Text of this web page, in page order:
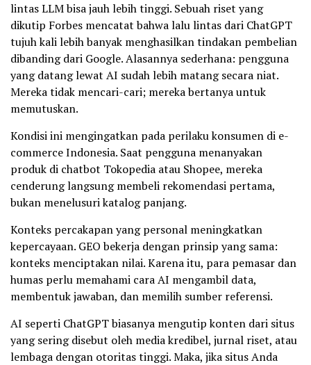
lintas LLM bisa jauh lebih tinggi. Sebuah riset yang
dikutip Forbes mencatat bahwa lalu lintas dari ChatGPT
tujuh kali lebih banyak menghasilkan tindakan pembelian
dibanding dari Google. Alasannya sederhana: pengguna
yang datang lewat AI sudah lebih matang secara niat.
Mereka tidak mencari-cari; mereka bertanya untuk
memutuskan.
Kondisi ini mengingatkan pada perilaku konsumen di e-
commerce Indonesia. Saat pengguna menanyakan
produk di chatbot Tokopedia atau Shopee, mereka
cenderung langsung membeli rekomendasi pertama,
bukan menelusuri katalog panjang.
Konteks percakapan yang personal meningkatkan
kepercayaan. GEO bekerja dengan prinsip yang sama:
konteks menciptakan nilai. Karena itu, para pemasar dan
humas perlu memahami cara AI mengambil data,
membentuk jawaban, dan memilih sumber referensi.
AI seperti ChatGPT biasanya mengutip konten dari situs
yang sering disebut oleh media kredibel, jurnal riset, atau
lembaga dengan otoritas tinggi. Maka, jika situs Anda